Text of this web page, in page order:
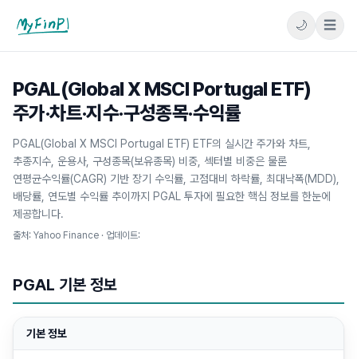
마이핀플
🌙 ☰
PGAL(Global X MSCI Portugal ETF)
주가·차트·지수·구성종목·수익률
PGAL(Global X MSCI Portugal ETF) ETF의 실시간 주가와 차트,
추종지수, 운용사, 구성종목(보유종목) 비중, 섹터별 비중은 물론
연평균수익률(CAGR) 기반 장기 수익률, 고점대비 하락률, 최대낙폭(MDD),
배당률, 연도별 수익률 추이까지 PGAL 투자에 필요한 핵심 정보를 한눈에
제공합니다.
출처: Yahoo Finance · 업데이트:
PGAL 기본 정보
기본 정보